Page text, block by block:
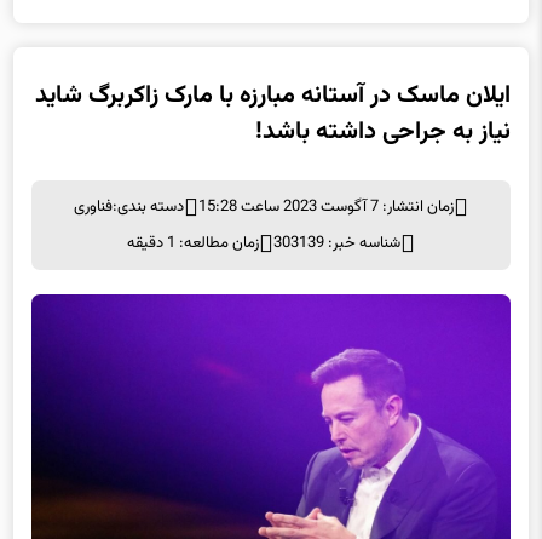
ایلان ماسک در آستانه مبارزه با مارک زاکربرگ شاید
نیاز به جراحی داشته باشد!
زمان انتشار: 7 آگوست 2023 ساعت 15:28 دسته بندی:فناوری
شناسه خبر: 303139
زمان مطالعه: 1 دقیقه